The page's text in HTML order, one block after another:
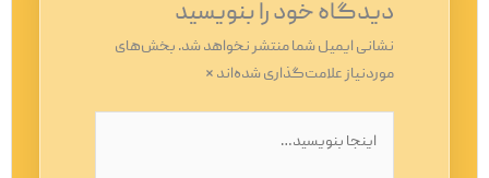
دیدگاه‌ خود را بنویسید
نشانی ایمیل شما منتشر نخواهد شد.بخش‌های
موردنیاز علامت‌گذاری شده‌اند*
بنویسید…